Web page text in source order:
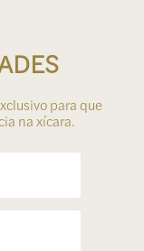
para que
na xícara.